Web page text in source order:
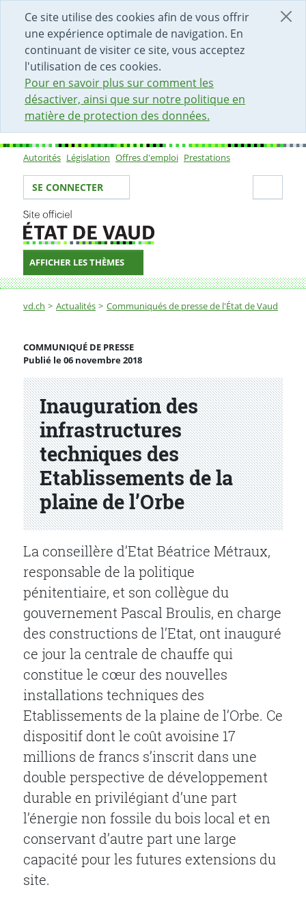
Ce site utilise des cookies afin de vous offrir
une expérience optimale de navigation. En
continuant de visiter ce site, vous acceptez
l'utilisation de ces cookies.
Pour en savoir plus sur comment les
désactiver, ainsi que sur notre politique en
matière de protection des données.
DÉBUT DU CONTENU DE LA PAGE
ACCÈS AU CHAMP DE RECHERCHE
PAGE D'ACCUEIL
FORMULAIRE DE CONTACT
Sous-navigation
Autorités Législation Offres d'emploi Prestations
Votre identité
SE CONNECTER
AFFICHER LES THÈMES
Fil d'Ariane
vd.ch Actualités Communiqués de presse de l'État de Vaud
Inauguration des infrastructures techniques des
Inauguration des
infrastructures
techniques des
Etablissements de la
plaine de l’Orbe
COMMUNIQUÉ DE PRESSE
Publié le 06 novembre 2018
Partenaire(s)
La conseillère d’Etat Béatrice Métraux,
responsable de la politique
pénitentiaire, et son collègue du
gouvernement Pascal Broulis, en charge
des constructions de l’Etat, ont inauguré
ce jour la centrale de chauffe qui
constitue le cœur des nouvelles
installations techniques des
Etablissements de la plaine de l’Orbe. Ce
dispositif dont le coût avoisine 17
millions de francs s’inscrit dans une
double perspective de développement
durable en privilégiant d’une part
l’énergie non fossile du bois local et en
conservant d’autre part une large
capacité pour les futures extensions du
site.